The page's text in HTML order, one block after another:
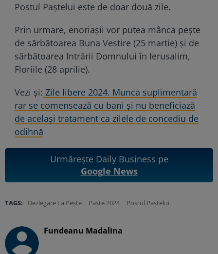
Postul Paştelui este de doar două zile.
Prin urmare, enoriaşii vor putea mânca peşte
de sărbătoarea Buna Vestire (25 martie) şi de
sărbătoarea Intrării Domnului în Ierusalim,
Floriile (28 aprilie).
Vezi și: Zile libere 2024. Munca suplimentară
rar se comensează cu bani şi nu beneficiază
de același tratament ca zilele de concediu de
odihnă
Urmărește Daily Business pe
Google News
TAGS: Dezlegare La Pește Paste 2024 Postul Paștelui
Fundeanu Madalina